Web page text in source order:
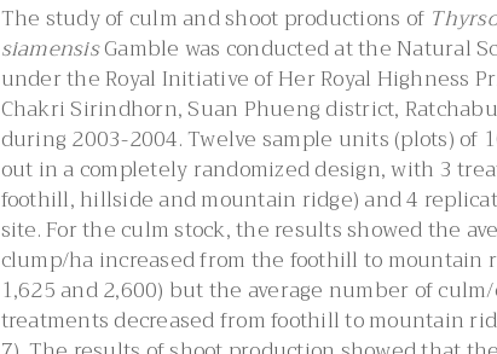
The study of culm and shoot productions of
siamensisGamble was conducted at the Natural
under the Royal Initiative of Her Royal Highness
Chakri Sirindhorn, Suan Phueng district,
during 2003-2004. Twelve sample units (plots) of
out in a completely randomized design, with 3
foothill, hillside and mountain ridge) and 4
site. For the culm stock, the results showed the
clump/ha increased from the foothill to mountain
1,625 and 2,600) but the average number of
treatments decreased from foothill to mountain